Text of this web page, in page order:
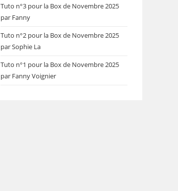
Tuto n°3 pour la Box de Novembre 2025
par Fanny
Tuto n°2 pour la Box de Novembre 2025
par Sophie La
Tuto n°1 pour la Box de Novembre 2025
par Fanny Voignier